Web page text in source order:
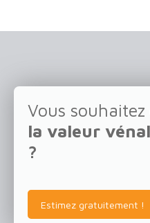
Vous
la valeur
?
Estimez gratuitement !